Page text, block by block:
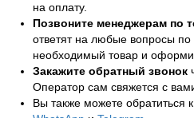
на оплату.
Позвоните менеджерам по
ответят на любые вопросы по
необходимый товар и
Закажите обратный звонок
Оператор сам свяжется с
Вы также можете обратиться